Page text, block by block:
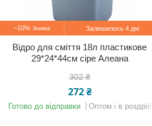
–10% Залишилось 4 дні
Відро для сміття 18л пластикове
29*24*44см сіре Алеана
302 ₴
272 ₴
Готово до відправки Оптом і в роздріб